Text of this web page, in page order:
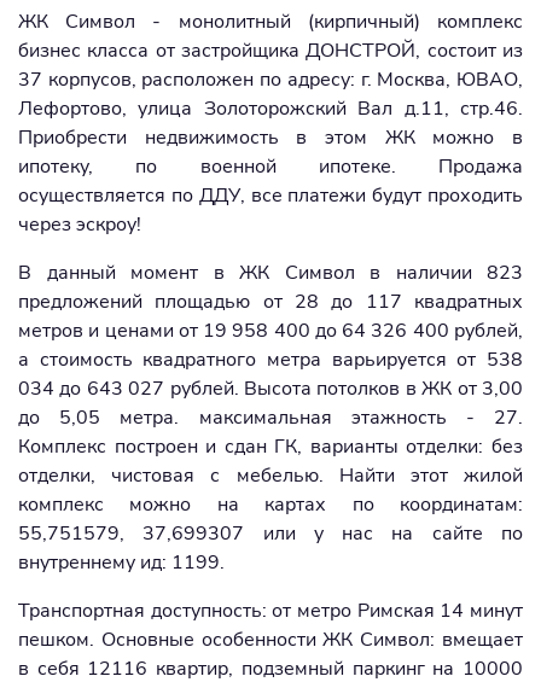
ЖК Символ - монолитный (кирпичный) комплекс
бизнес класса от застройщика ДОНСТРОЙ, состоит из
37 корпусов, расположен по адресу: г. Москва, ЮВАО,
Лефортово, улица Золоторожский Вал д.11, стр.46.
Приобрести недвижимость в этом ЖК можно в
ипотеку, по военной ипотеке. Продажа
осуществляется по ДДУ, все платежи будут проходить
через эскроу!
В данный момент в ЖК Символ в наличии 823
предложений площадью от 28 до 117 квадратных
метров и ценами от 19 958 400 до 64 326 400 рублей,
а стоимость квадратного метра варьируется от 538
034 до 643 027 рублей. Высота потолков в ЖК от 3,00
до 5,05 метра. максимальная этажность - 27.
Комплекс построен и сдан ГК, варианты отделки: без
отделки, чистовая с мебелью. Найти этот жилой
комплекс можно на картах по координатам:
55,751579, 37,699307 или у нас на сайте по
внутреннему ид: 1199.
Транспортная доступность: от метро Римская 14 минут
пешком. Основные особенности ЖК Символ: вмещает
в себя 12116 квартир, подземный паркинг на 10000